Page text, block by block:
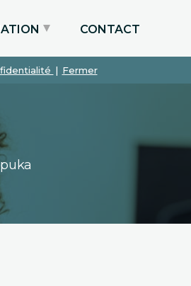
| Fermer
via le CPF
CONTACT